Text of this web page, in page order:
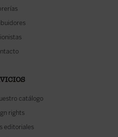
catálogo
rights
editoriales